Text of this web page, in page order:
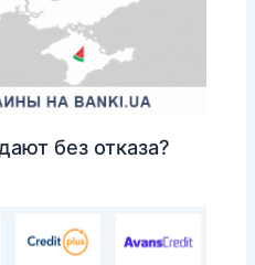
без отказа?